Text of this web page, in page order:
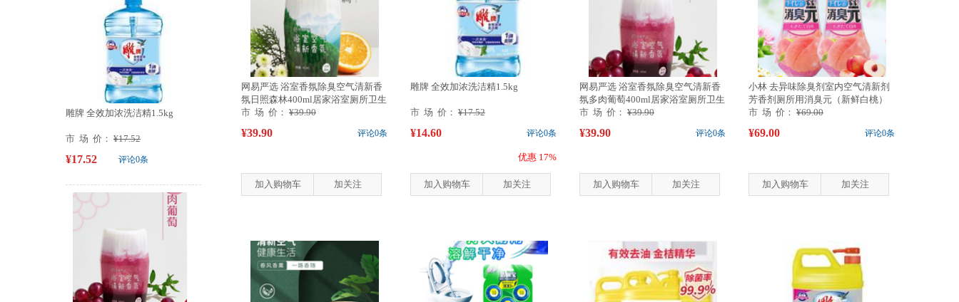
雕牌 全效加浓洗洁精1.5kg
市 场 价： ¥17.52
评论0条
¥17.52
网易严选 浴室香氛除臭空气清新香
氛日照森林400ml居家浴室厕所卫生
间...
市 场 价： ¥39.90
评论0条
¥39.90
加入购物车 加关注
雕牌 全效加浓洗洁精1.5kg
市 场 价： ¥17.52
评论0条
¥14.60
优惠 17%
加入购物车 加关注
网易严选 浴室香氛除臭空气清新香
氛多肉葡萄400ml居家浴室厕所卫生
间...
市 场 价： ¥39.90
评论0条
¥39.90
加入购物车 加关注
小林 去异味除臭剂室内空气清新剂
芳香剂厕所用消臭元（新鲜白桃）
400ml
市 场 价： ¥69.00
评论0条
¥69.00
加入购物车 加关注